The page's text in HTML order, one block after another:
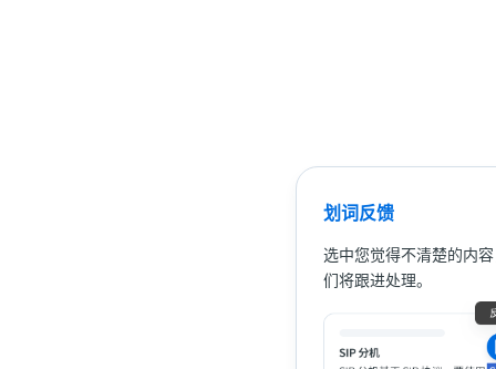
划词反馈
选中您觉得不清楚的内
们将跟进处理。